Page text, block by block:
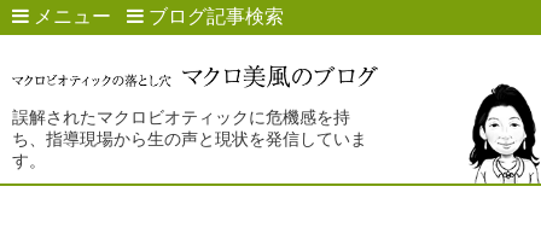
メニュー ブログ記事検索
誤解されたマクロビオティックに危機感を持
ち、指導現場から生の声と現状を発信していま
す。